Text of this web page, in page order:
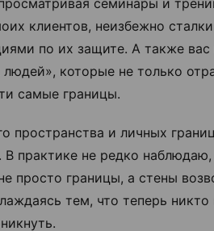
семинары и
клиентов, неизбежно
по их защите. А также
людей», которые не только
самые границы.
пространства и личных
В практике не редко
просто границы, а стены
тем, что теперь